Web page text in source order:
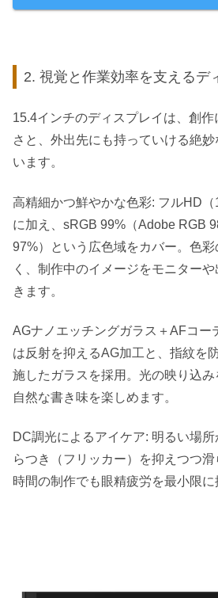
2. 視覚と作業効率を支えるデ
15.4インチのディスプレイは、創
さと、外出先にも持っていける絶
います。
高精細かつ鮮やかな色彩: フルHD
に加え、sRGB 99%（Adobe RGB
97%）という広色域をカバー。色
く、制作中のイメージをモニター
きます。
AGナノエッチングガラス＋AFコー
は反射を抑えるAG加工と、指紋を
施したガラスを採用。光の映り込
自然な書き味を楽しめます。
DC調光によるアイケア: 明るい場
らつき（フリッカー）を抑えつつ
時間の制作でも眼精疲労を最小限に